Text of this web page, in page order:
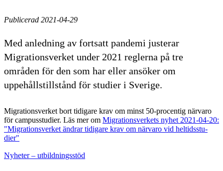
Publicerad 2021-04-29
Med anledning av fortsatt pandemi justerar
Migrationsverket under 2021 reglerna på tre
områden för den som har eller ansöker om
uppehållstillstånd för studier i Sverige.
Migrationsverket bort tidigare krav om minst 50-procentig närvaro
för campusstudier. Läs mer om Migrationsverkets nyhet 2021-04-20:
"Migra­tions­verket ändrar tidi­gare krav om närvaro vid heltids­stu­
dier"
Nyheter – utbildningsstöd